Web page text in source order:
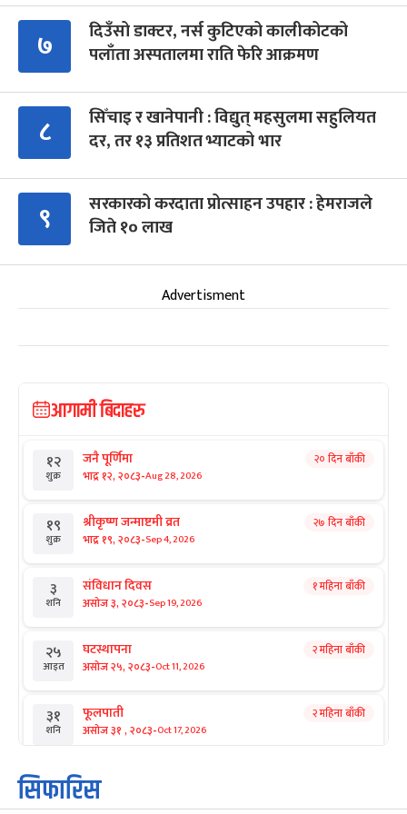
७
दिउँसो डाक्टर, नर्स कुटिएको कालीकोटको
पलाँता अस्पतालमा राति फेरि आक्रमण
८
सिँचाइ र खानेपानी : विद्युत् महसुलमा सहुलियत
दर, तर १३ प्रतिशत भ्याटको भार
९
सरकारको करदाता प्रोत्साहन उपहार : हेमराजले
जिते १० लाख
Advertisment
आगामी बिदाहरु
१२
शुक्र
जनै पूर्णिमा
भाद्र १२, २०८३-Aug 28, 2026
२० दिन बाँकी
१९
शुक्र
श्रीकृष्ण जन्माष्टमी व्रत
भाद्र १९, २०८३-Sep 4, 2026
२७ दिन बाँकी
३
शनि
संविधान दिवस
असोज ३, २०८३-Sep 19, 2026
१ महिना बाँकी
२५
आइत
घटस्थापना
असोज २५, २०८३-Oct 11, 2026
२ महिना बाँकी
३१
शनि
फूलपाती
असोज ३१ , २०८३-Oct 17, 2026
२ महिना बाँकी
१
आइत
कार्तिक सङ्क्रान्ति
कार्तिक १, २०८३
सिफारिस